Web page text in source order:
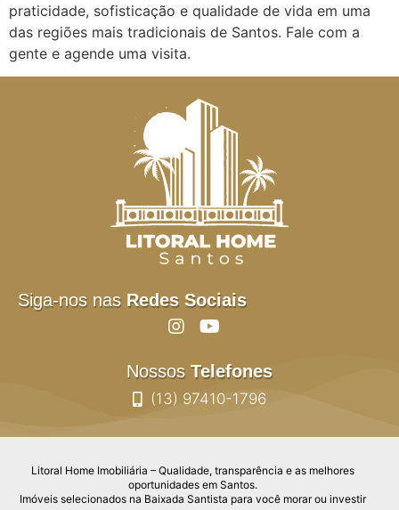
praticidade, sofisticação e qualidade de vida em uma
das regiões mais tradicionais de Santos. Fale com a
gente e agende uma visita.
Siga-nos nas Redes Sociais
Nossos Telefones
(13) 97410-1796
Litoral Home Imobiliária – Qualidade, transparência e as melhores
oportunidades em Santos.
Imóveis selecionados na Baixada Santista para você morar ou investir